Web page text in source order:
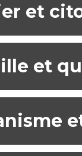
et
et